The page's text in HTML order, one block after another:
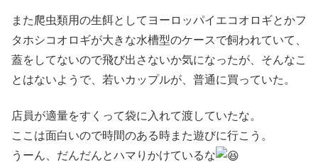
また爬虫類用の生餌としてヨーロッパイエコオロギとかフ
タホシコオロギが大きな水槽型のケースで飼われていて、
蓋をしてないので飛び出さないか気になったが、そんなこ
とはないようで、若いカップルが、普通に買っていた。
店員が適量をすくって袋に入れて渡していたな。
ここは面白いので時間のある時また遊びに行こう。
うーん、だんだんとハマりかけているな